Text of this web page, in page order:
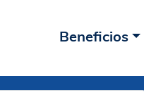
Beneficios